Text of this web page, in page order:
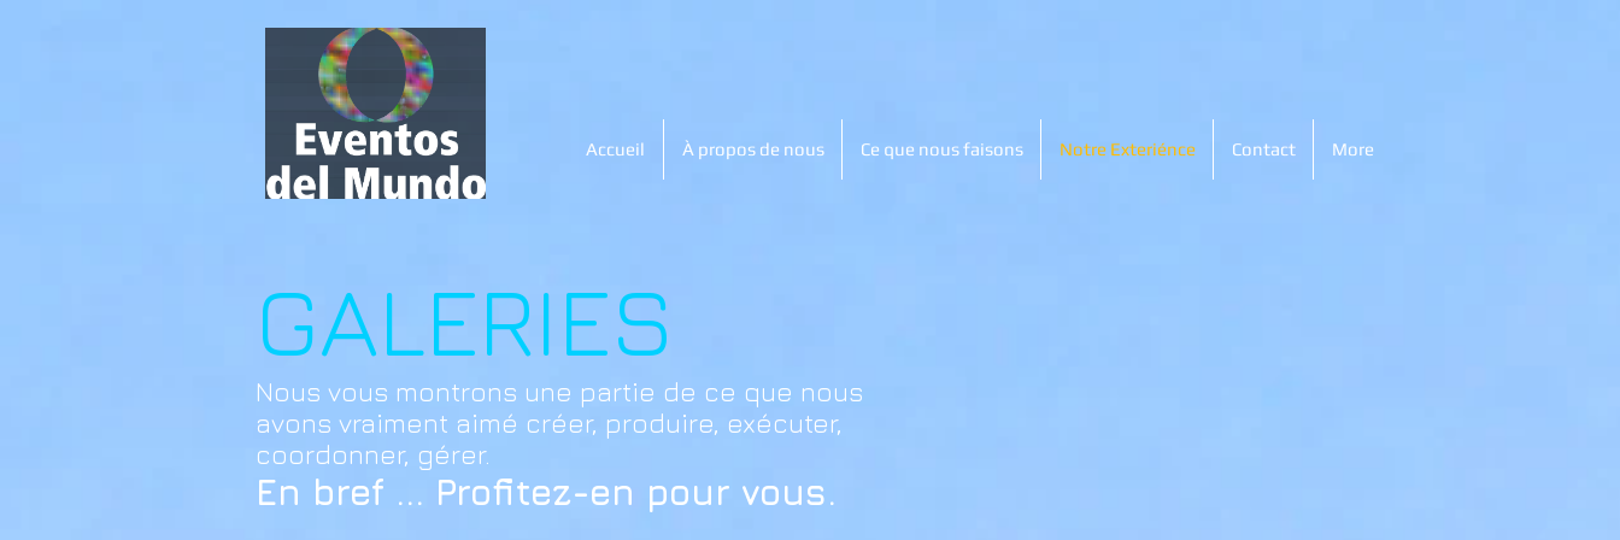
Accueil À propos de nous Ce que nous faisons Notre Exteriénce Contact More
GALERIES
Nous vous montrons une partie de ce que nous
avons vraiment aimé créer, produire, exécuter,
coordonner, gérer.
En bref ... Profitez-en pour vous.